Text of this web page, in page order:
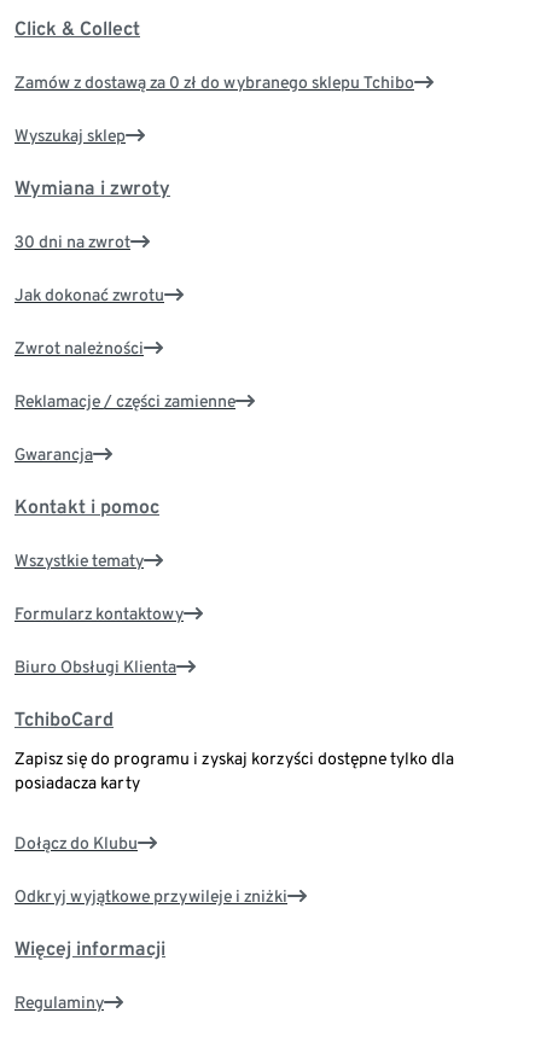
Click & Collect
Zamów z dostawą za 0 zł do wybranego sklepu Tchibo
Wyszukaj sklep
Wymiana i zwroty
30 dni na zwrot
Jak dokonać zwrotu
Zwrot należności
Reklamacje / części zamienne
Gwarancja
Kontakt i pomoc
Wszystkie tematy
Formularz kontaktowy
Biuro Obsługi Klienta
TchiboCard
Zapisz się do programu i zyskaj korzyści dostępne tylko dla
posiadacza karty
Dołącz do Klubu
Odkryj wyjątkowe przywileje i zniżki
Więcej informacji
Regulaminy